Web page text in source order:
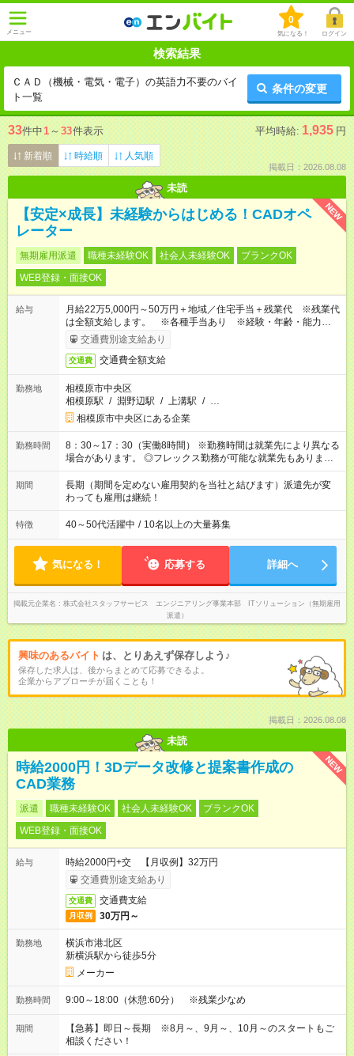
メニュー
0
気になる！ ログイン
検索結果
ＣＡＤ（機械・電気・電子）の英語力不要のバイ
ト一覧
条件の変更
33件中1 ～ 33件表示 平均時給: 1,935 円
新着順 時給順 人気順
掲載日：2026.08.08
未読
NEW
【安定×成長】未経験からはじめる！CADオペ
レーター
無期雇用派遣 職種未経験OK 社会人未経験OK
ブランクOK
WEB登録・面接OK
給与
月給22万5,000円～50万円＋地域／住宅手当＋残業代 ※残業代
は全額支給します。 ※各種手当あり ※経験・年齢・能力等を
考慮して加給・優遇します。
交通費別途支給あり
交通費 交通費全額支給
勤務地
相模原市中央区
相模原駅 / 淵野辺駅 / 上溝駅 / …
相模原市中央区にある企業
勤務時間
8：30～17：30（実働8時間） ※勤務時間は就業先により異なる
場合があります。 ◎フレックス勤務が可能な就業先もありま
す。 ◎今よりもさらに働きやすい環境をつくるべく、 働き方
改革に全社をあげて取り組んでいます。
期間
長期（期間を定めない雇用契約を当社と結びます）派遣先が変
わっても雇用は継続！
特徴 40～50代活躍中 / 10名以上の大量募集
気になる！ 応募する 詳細へ
掲載元企業名
株式会社スタッフサービス エンジニアリング事業本部 ITソリューション（無期雇用
派遣）
興味のあるバイト は、とりあえず保存しよう♪
保存した求人は、後からまとめて応募できるよ。
企業からアプローチが届くことも！
掲載日：2026.08.08
未読
NEW
時給2000円！3Dデータ改修と提案書作成の
CAD業務
派遣 職種未経験OK 社会人未経験OK
ブランクOK
WEB登録・面接OK
給与
時給2000円+交 【月収例】32万円
交通費別途支給あり
交通費 交通費支給
月収例 30万円～
勤務地
横浜市港北区
新横浜駅から徒歩5分
メーカー
勤務時間 9:00～18:00（休憩:60分） ※残業少なめ
期間
【急募】即日～長期 ※8月～、9月～、10月～のスタートもご
相談ください！